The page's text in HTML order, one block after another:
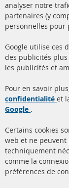
+49 (0) 4533
info@contra-
facebook
Filtres à
(FPD)
Catalyseur
Capteurs
Matériel de
analyser notre
partenaires (y
personnelles pour
Google utilise ces
des publicités
les publicités et
Pour en savoir
confidentialité et
Google .
Certains cookies
web et ne peuvent
techniquement
comme la
préférences de